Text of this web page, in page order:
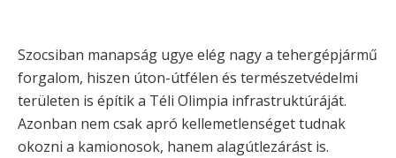
Szocsiban manapság ugye elég nagy a tehergépjármű
forgalom, hiszen úton-útfélen és természetvédelmi
területen is építik a Téli Olimpia infrastruktúráját.
Azonban nem csak apró kellemetlenséget tudnak
okozni a kamionosok, hanem alagútlezárást is.